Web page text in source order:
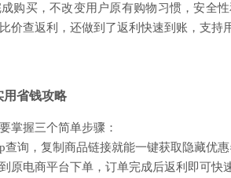
购买，不改变用户原有购物习惯，安全
价查返利，还做到了返利快速到账，支持
用省钱攻略
掌握三个简单步骤：
询，复制商品链接就能一键获取隐藏优
原电商平台下单，订单完成后返利即可快